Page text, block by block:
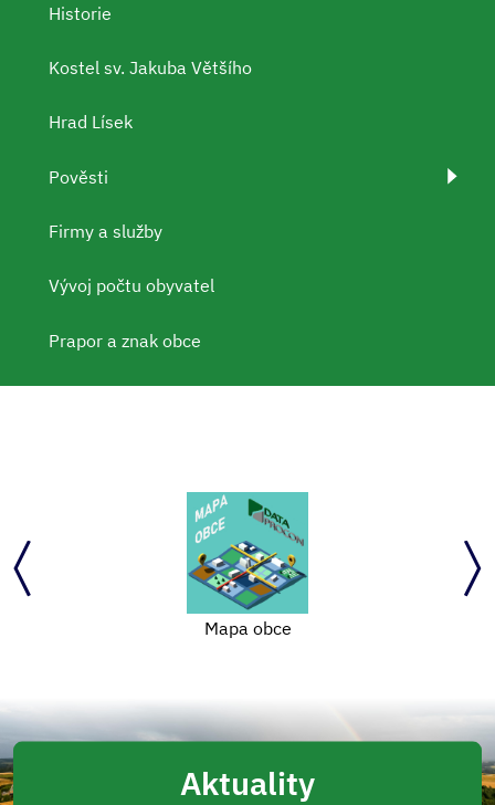
Historie
Kostel sv. Jakuba Většího
Hrad Lísek
Pověsti
Firmy a služby
Vývoj počtu obyvatel
Prapor a znak obce
Mapa obce
Aktuality